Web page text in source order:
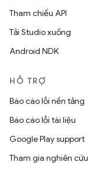
Tham chiếu API
Tải Studio xuống
Android NDK
HỖ TRỢ
Báo cáo lỗi nền tảng
Báo cáo lỗi tài liệu
Google Play support
Tham gia nghiên cứu